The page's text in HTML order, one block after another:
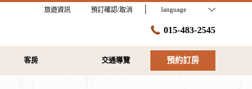
旅遊資訊 預訂確認/取消 language
015-483-2545
客房 交通導覽 預約訂房